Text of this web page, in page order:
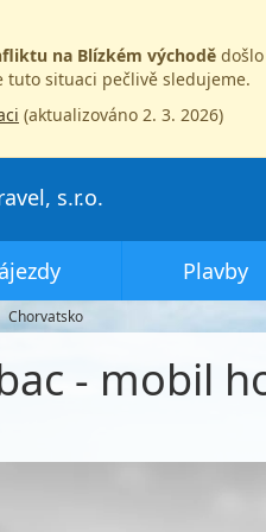
na Blízkém východě
tuto situaci pečlivě sledujeme.
(aktualizováno 2. 3. 2026)
s.r.o.
Plavby
Chorvatsko
- mobil